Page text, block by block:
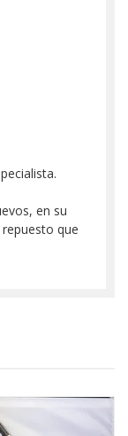
en su
que